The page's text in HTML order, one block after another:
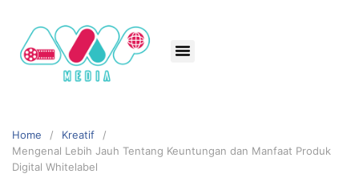
Home
Kreatif
Mengenal Lebih Jauh Tentang Keuntungan dan Manfaat Produk
Digital Whitelabel